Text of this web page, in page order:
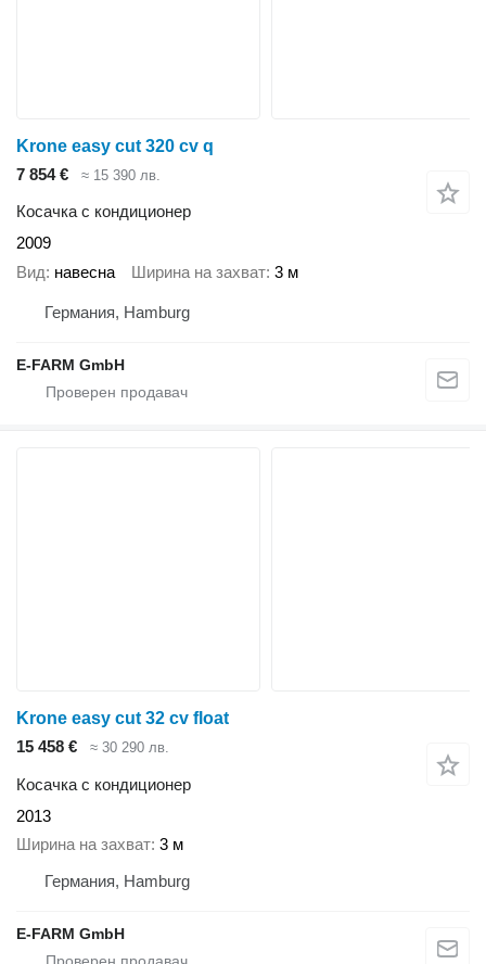
Krone easy cut 320 cv q
7 854 €
≈ 15 390 лв.
Косачка с кондиционер
2009
Вид навесна Ширина на захват 3 м
Германия, Hamburg
E-FARM GmbH
Krone easy cut 32 cv float
15 458 €
≈ 30 290 лв.
Косачка с кондиционер
2013
Ширина на захват 3 м
Германия, Hamburg
E-FARM GmbH